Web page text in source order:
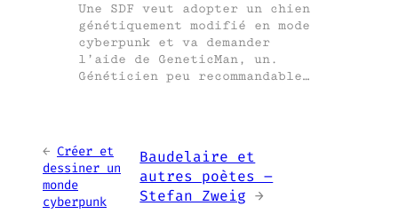
Une SDF veut adopter un chien
génétiquement modifié en mode
cyberpunk et va demander
l’aide de GeneticMan, un.
Généticien peu recommandable…
← Créer et
dessiner un
monde
cyberpunk
Baudelaire et
autres poètes –
Stefan Zweig →